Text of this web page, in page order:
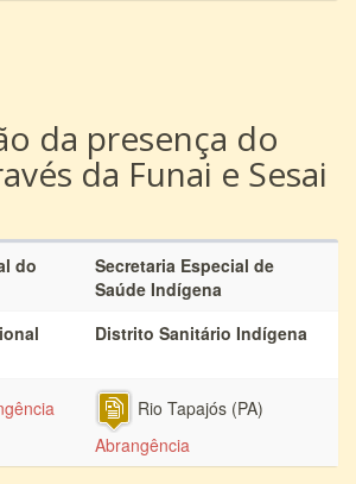
da presença do
da Funai e Sesai
do
Secretaria Especial de
Saúde Indígena
Distrito Sanitário Indígena
Rio Tapajós (PA)
Abrangência